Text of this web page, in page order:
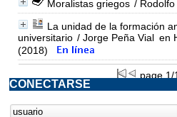
Moralistas griegos /
La unidad de la formación
universitario / Jorge Peña Vial en
(2018)
page 1/1
CONECTARSE